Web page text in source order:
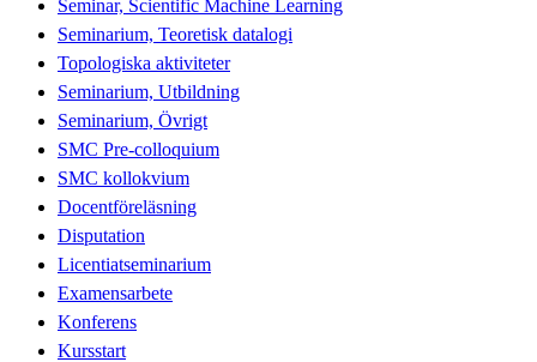
Seminar, Scientific Machine Learning
Seminarium, Teoretisk datalogi
Topologiska aktiviteter
Seminarium, Utbildning
Seminarium, Övrigt
SMC Pre-colloquium
SMC kollokvium
Docentföreläsning
Disputation
Licentiatseminarium
Examensarbete
Konferens
Kursstart